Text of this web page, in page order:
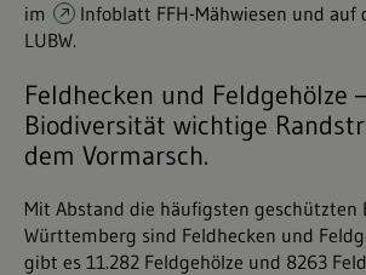
im
Infoblatt FFH-Mähwiesen und auf
LUBW.
Feldhecken und Feldgehölze
Biodiversität wichtige
dem Vormarsch.
Mit Abstand die häufigsten geschützten
Württemberg sind Feldhecken und
gibt es 11.282 Feldgehölze und 8263